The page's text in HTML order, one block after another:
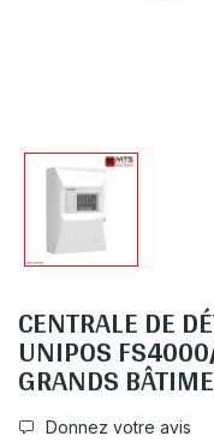
CENTRALE DE
UNIPOS
GRANDS
Donnez votre avis